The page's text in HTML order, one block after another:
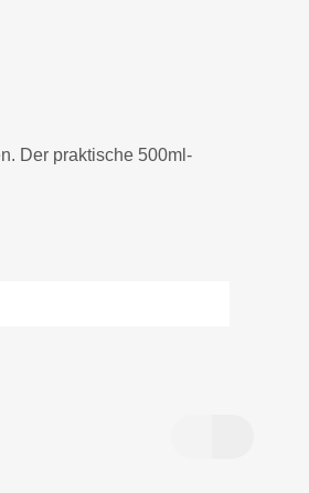
Der praktische 500ml-